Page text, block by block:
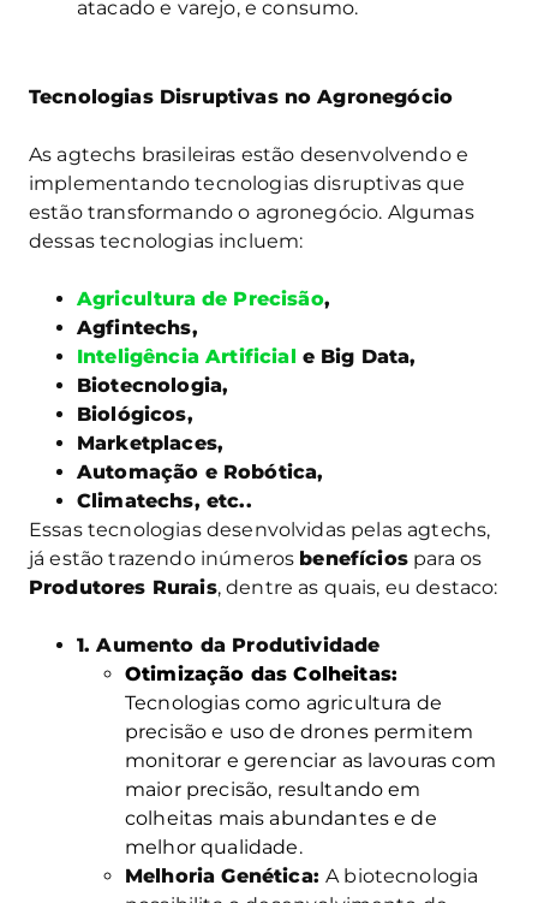
atacado e varejo, e consumo.
Tecnologias Disruptivas no Agronegócio
As agtechs brasileiras estão desenvolvendo e
implementando tecnologias disruptivas que
estão transformando o agronegócio. Algumas
dessas tecnologias incluem:
Agricultura de Precisão,
Agfintechs,
Inteligência Artificial e Big Data,
Biotecnologia,
Biológicos,
Marketplaces,
Automação e Robótica,
Climatechs, etc..
Essas tecnologias desenvolvidas pelas agtechs,
já estão trazendo inúmeros benefíciospara os
Produtores Rurais, dentre as quais, eu destaco:
1. Aumento da Produtividade
Otimização das Colheitas:
Tecnologias como agricultura de
precisão e uso de drones permitem
monitorar e gerenciar as lavouras com
maior precisão, resultando em
colheitas mais abundantes e de
melhor qualidade.
Melhoria Genética:A biotecnologia